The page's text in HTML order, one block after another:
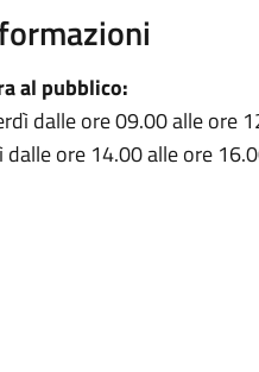
al pubblico:
dalle ore 09.00 alle ore
ore 14.00 alle ore